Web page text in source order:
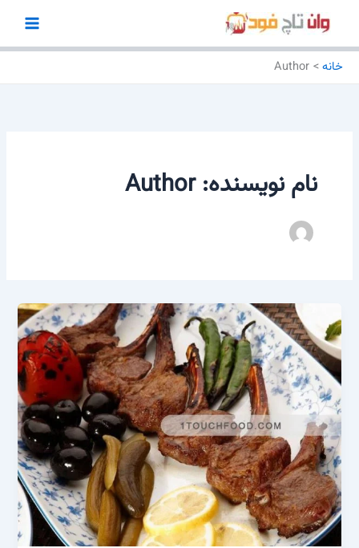
محتوا
خانه
Author
نام نویسنده: Author